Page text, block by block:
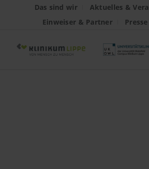
Das sind wir
Aktuelles &
Einweiser & Partner